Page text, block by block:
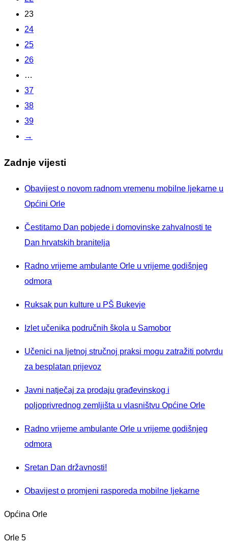
23
24
25
26
…
37
38
39
→
Zadnje vijesti
Obavijest o novom radnom vremenu mobilne ljekarne u
Općini Orle
Čestitamo Dan pobjede i domovinske zahvalnosti te
Dan hrvatskih branitelja
Radno vrijeme ambulante Orle u vrijeme godišnjeg
odmora
Ruksak pun kulture u PŠ Bukevje
Izlet učenika područnih škola u Samobor
Učenici na ljetnoj stručnoj praksi mogu zatražiti potvrdu
za besplatan prijevoz
Javni natječaj za prodaju građevinskog i
poljoprivrednog zemljišta u vlasništvu Općine Orle
Radno vrijeme ambulante Orle u vrijeme godišnjeg
odmora
Sretan Dan državnosti!
Obavijest o promjeni rasporeda mobilne ljekarne
Općina Orle
Orle 5